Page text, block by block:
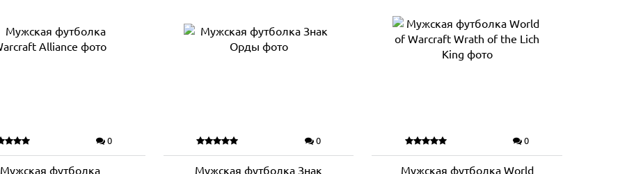
0
Мужская футболка
0
Мужская футболка Знак
0
Мужская футболка World